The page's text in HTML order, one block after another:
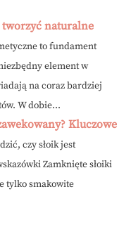
tworzyć naturalne
to fundament
element w
na coraz bardziej
W dobie...
Kluczowe
czy słoik jest
Zamknięte słoiki
tylko smakowite